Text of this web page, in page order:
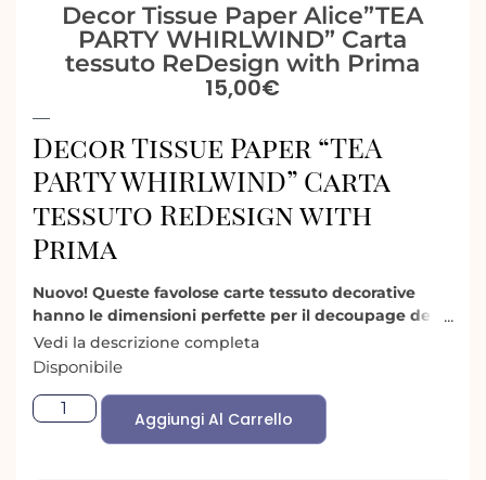
Decor Tissue Paper Alice”TEA
PARTY WHIRLWIND” Carta
tessuto ReDesign with Prima
15,00€
Decor Tissue Paper “TEA
PARTY WHIRLWIND” Carta
tessuto ReDesign with
Prima
Nuovo! Queste favolose carte tessuto decorative
hanno le dimensioni perfette per il decoupage dei
tuoi mobili e sono realizzate con un materiale
resistente allo strappo, rendendole molto più facili
Carta tessuto Tea Party Whirlwind: Un tè pazzo da
Alice nel Paese delle Meraviglie!
Vedi la descrizione completa
Disponibile
Aggiungi Al Carrello